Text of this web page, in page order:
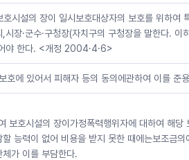
시설의 장이 일시보호대상자의 보호를 위하여
장·군수·구청장(자치구의 구청장을 말한다. 이
야 한다. <개정 2004·4·6>
에 있어서 피해자 등의 동의에관하여 이를 준
보호시설의 장이가정폭력행위자에 대하여 해당
능력이 없어 비용을 받지 못한 때에는보조금
가 이를 부담한다.